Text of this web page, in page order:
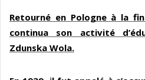
Retourné en Pologne à la
continua son activité
Zdunska Wola.